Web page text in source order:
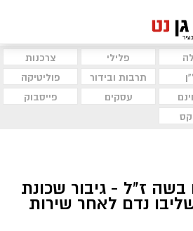
פלילי
צרכנות
תרבות ובידור
פוליטיקה
עסקים
פייסבוק
בשה ז"ל - גיבור שכונת
נדם לאחר שירות